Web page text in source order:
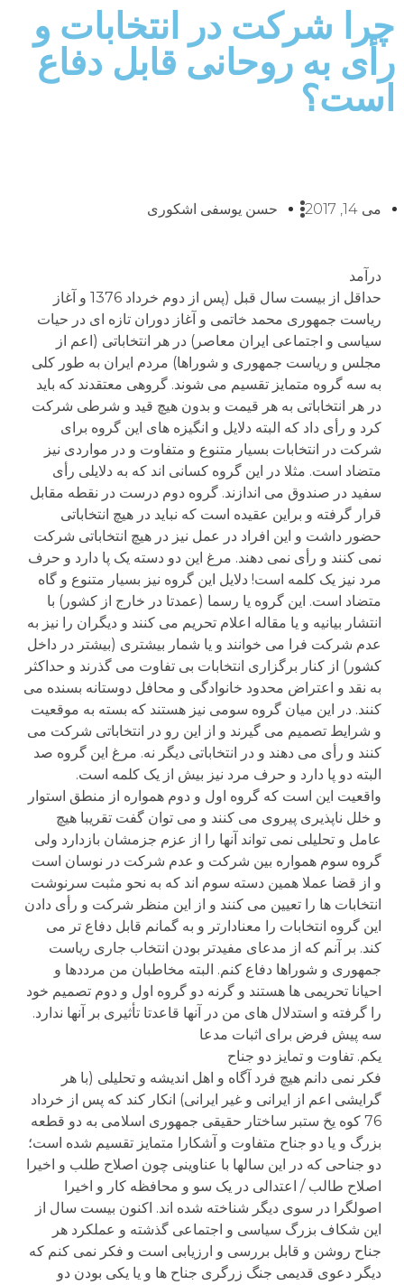
چرا شرکت در انتخابات و
رأی به روحانی قابل دفاع
است؟
می 14, 2017 حسن یوسفی اشکوری
درآمد
حداقل از بیست سال قبل (پس از دوم خرداد 1376 و آغاز
ریاست جمهوری محمد خاتمی و آغاز دوران تازه ای در حیات
سیاسی و اجتماعی ایران معاصر) در هر انتخاباتی (اعم از
مجلس و ریاست جمهوری و شوراها) مردم ایران به طور کلی
به سه گروه متمایز تقسیم می شوند. گروهی معتقدند که باید
در هر انتخاباتی به هر قیمت و بدون هیچ قید و شرطی شرکت
کرد و رأی داد که البته دلایل و انگیزه های این گروه برای
شرکت در انتخابات بسیار متنوع و متفاوت و در مواردی نیز
متضاد است. مثلا در این گروه کسانی اند که به دلایلی رأی
سفید در صندوق می اندازند. گروه دوم درست در نقطه مقابل
قرار گرفته و براین عقیده است که نباید در هیچ انتخاباتی
حضور داشت و این افراد در عمل نیز در هیچ انتخاباتی شرکت
نمی کنند و رأی نمی دهند. مرغ این دو دسته یک پا دارد و حرف
مرد نیز یک کلمه است! دلایل این گروه نیز بسیار متنوع و گاه
متضاد است. این گروه یا رسما (عمدتا در خارج از کشور) با
انتشار بیانیه و یا مقاله اعلام تحریم می کنند و دیگران را نیز به
عدم شرکت فرا می خوانند و یا شمار بیشتری (بیشتر در داخل
کشور) از کنار برگزاری انتخابات بی تفاوت می گذرند و حداکثر
به نقد و اعتراض محدود خانوادگی و محافل دوستانه بسنده می
کنند. در این میان گروه سومی نیز هستند که بسته به موقعیت
و شرایط تصمیم می گیرند و از این رو در انتخاباتی شرکت می
کنند و رأی می دهند و در انتخاباتی دیگر نه. مرغ این گروه صد
البته دو پا دارد و حرف مرد نیز بیش از یک کلمه است.
واقعیت این است که گروه اول و دوم همواره از منطق استوار
و خلل ناپذیری پیروی می کنند و می توان گفت تقریبا هیچ
عامل و تحلیلی نمی تواند آنها را از عزم جزمشان بازدارد ولی
گروه سوم همواره بین شرکت و عدم شرکت در نوسان است
و از قضا عملا همین دسته سوم اند که به نحو مثبت سرنوشت
انتخابات ها را تعیین می کنند و از این منظر شرکت و رأی دادن
این گروه انتخابات را معنادارتر و به گمانم قابل دفاع تر می
کند. بر آنم که از مدعای مفیدتر بودن انتخاب جاری ریاست
جمهوری و شوراها دفاع کنم. البته مخاطبان من مرددها و
احیانا تحریمی ها هستند و گرنه دو گروه اول و دوم تصمیم خود
را گرفته و استدلال های من در آنها قاعدتا تأثیری بر آنها ندارد.
سه پیش فرض برای اثبات مدعا
یکم. تفاوت و تمایز دو جناح
فکر نمی دانم هیچ فرد آگاه و اهل اندیشه و تحلیلی (با هر
گرایشی اعم از ایرانی و غیر ایرانی) انکار کند که پس از خرداد
76 کوه یخ ستبر ساختار حقیقی جمهوری اسلامی به دو قطعه
بزرگ و یا دو جناح متفاوت و آشکارا متمایز تقسیم شده است؛
دو جناحی که در این سالها با عناوینی چون اصلاح طلب و اخیرا
اصلاح طالب / اعتدالی در یک سو و محافظه کار و اخیرا
اصولگرا در سوی دیگر شناخته شده اند. اکنون بیست سال از
این شکاف بزرگ سیاسی و اجتماعی گذشته و عملکرد هر
جناح روشن و قابل بررسی و ارزیابی است و فکر نمی کنم که
دیگر دعوی قدیمی جنگ زرگری جناح ها و یا یکی بودن دو